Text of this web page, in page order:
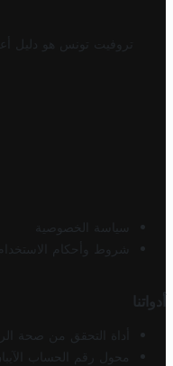
تروفيت تونس هو دليل
سياسة الخصوصية
شروط وأحكام الاستخدام
أدواتنا
أداة التحقق من صحة
محول رقم الحساب